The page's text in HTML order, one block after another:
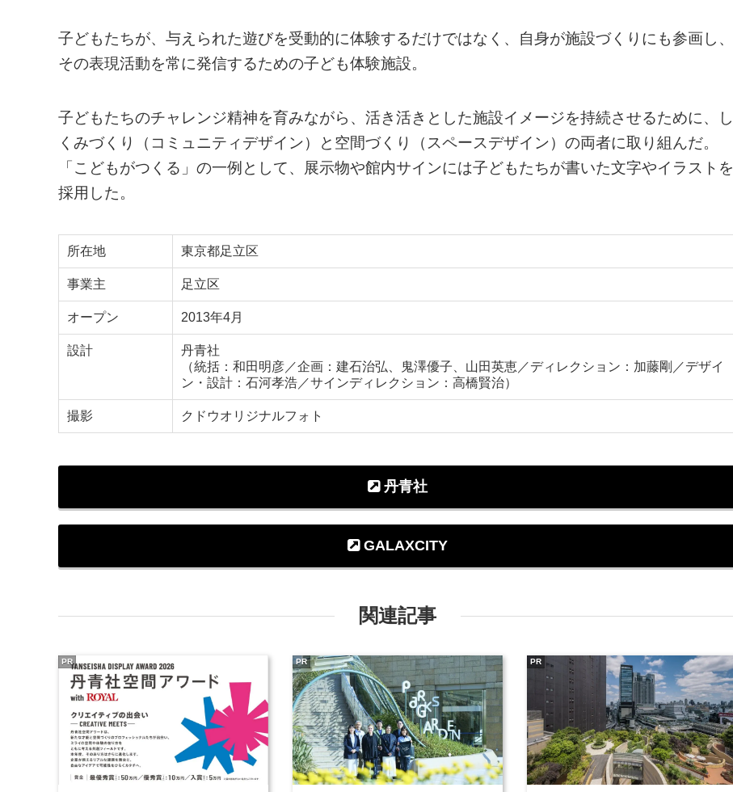
子どもたちが、与えられた遊びを受動的に体験するだけではなく、自身が施設づくりにも参画し、
その表現活動を常に発信するための子ども体験施設。
子どもたちのチャレンジ精神を育みながら、活き活きとした施設イメージを持続させるために、し
くみづくり（コミュニティデザイン）と空間づくり（スペースデザイン）の両者に取り組んだ。
「こどもがつくる」の一例として、展示物や館内サインには子どもたちが書いた文字やイラストを
採用した。
所在地 東京都足立区
事業主 足立区
オープン 2013年4月
設計
丹青社
（統括：和田明彦／企画：建石治弘、鬼澤優子、山田英恵／ディレクション：加藤剛／デザイ
ン・設計：石河孝浩／サインディレクション：高橋賢治）
撮影 クドウオリジナルフォト
丹青社
GALAXCITY
関連記事
PR PR PR